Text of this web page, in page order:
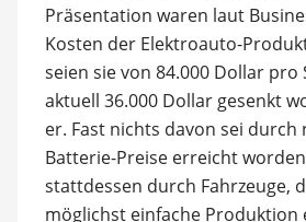
Präsentation waren laut
Kosten der Elektroauto-
seien sie von 84.000 Dollar pro
aktuell 36.000 Dollar gesenkt
er. Fast nichts davon sei durch
Batterie-Preise erreicht
stattdessen durch Fahrzeuge,
möglichst einfache Produktion